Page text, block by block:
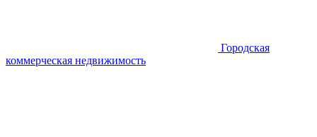
Городская
коммерческая недвижимость